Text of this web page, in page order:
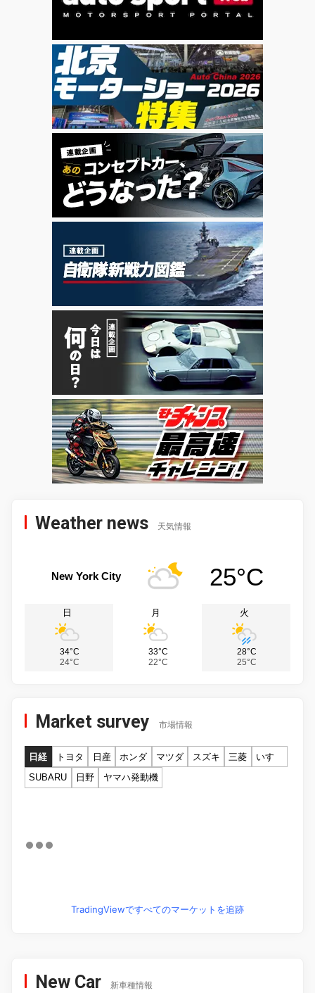
Weather news 天気情報
New York City 25°C
日
34°C
24°C
月
33°C
22°C
火
28°C
25°C
Market survey 市場情報
日経 トヨタ 日産 ホンダ マツダ スズキ 三菱
いすゞ
SUBARU
日野 ヤマハ発動機
TradingViewですべてのマーケットを追跡
New Car 新車種情報